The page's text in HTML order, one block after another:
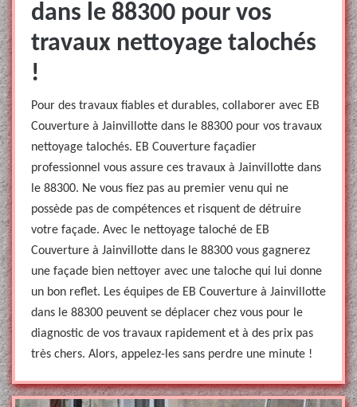
dans le 88300 pour vos
travaux nettoyage talochés
!
Pour des travaux fiables et durables, collaborer avec EB
Couverture à Jainvillotte dans le 88300 pour vos travaux
nettoyage talochés. EB Couverture façadier
professionnel vous assure ces travaux à Jainvillotte dans
le 88300. Ne vous fiez pas au premier venu qui ne
possède pas de compétences et risquent de détruire
votre façade. Avec le nettoyage taloché de EB
Couverture à Jainvillotte dans le 88300 vous gagnerez
une façade bien nettoyer avec une taloche qui lui donne
un bon reflet. Les équipes de EB Couverture à Jainvillotte
dans le 88300 peuvent se déplacer chez vous pour le
diagnostic de vos travaux rapidement et à des prix pas
très chers. Alors, appelez-les sans perdre une minute !